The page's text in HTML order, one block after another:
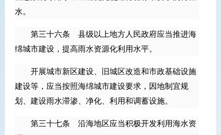
水。
第三十六条 县级以上地方人民政府应当推进海
绵城市建设，提高雨水资源化利用水平。
开展城市新区建设、旧城区改造和市政基础设施
建设等，应当按照海绵城市建设要求，因地制宜规
划、建设雨水滞渗、净化、利用和调蓄设施。
第三十七条 沿海地区应当积极开发利用海水资